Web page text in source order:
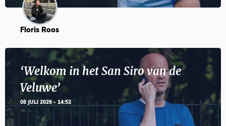
Floris Roos
‘Welkom in het San Siro van de
Veluwe’
08 JULI 2026 - 14:52